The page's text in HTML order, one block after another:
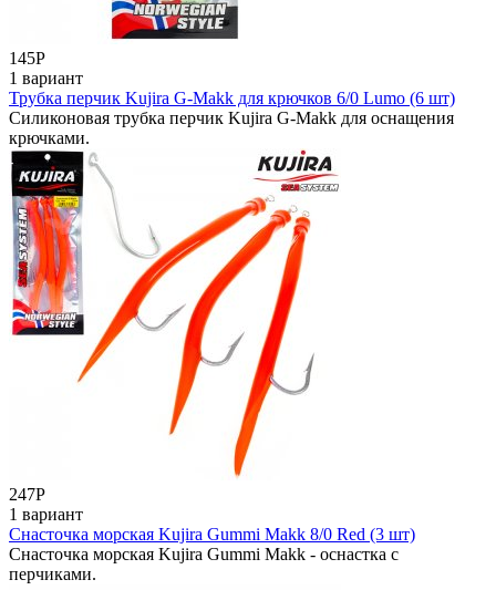
145Р
1 вариант
Трубка перчик Kujira G-Makk для крючков 6/0 Lumo (6 шт)
Силиконовая трубка перчик Kujira G-Makk для оснащения
крючками.
247Р
1 вариант
Снасточка морская Kujira Gummi Makk 8/0 Red (3 шт)
Снасточка морская Kujira Gummi Makk - оснастка с
перчиками.